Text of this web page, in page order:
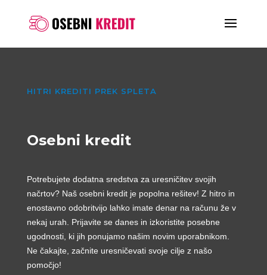
HITRI KREDITI PREK SPLETA
Osebni kredit
Potrebujete dodatna sredstva za uresničitev svojih
načrtov? Naš osebni kredit je popolna rešitev! Z hitro in
enostavno odobritvijo lahko imate denar na računu že v
nekaj urah. Prijavite se danes in izkoristite posebne
ugodnosti, ki jih ponujamo našim novim uporabnikom.
Ne čakajte, začnite uresničevati svoje cilje z našo
pomočjo!